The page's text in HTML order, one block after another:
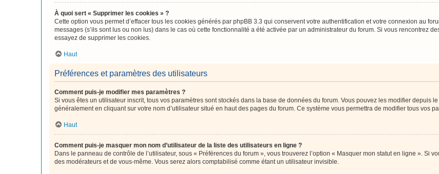
À quoi sert « Supprimer les cookies » ?
Cette option vous permet d’effacer tous les cookies générés par phpBB 3.3 qui conservent votre authentification et votre connexion au
messages (s’ils sont lus ou non lus) dans le cas où cette fonctionnalité a été activée par un administrateur du forum. Si vous rencontrez
essayez de supprimer les cookies.
Haut
Préférences et paramètres des utilisateurs
Comment puis-je modifier mes paramètres ?
Si vous êtes un utilisateur inscrit, tous vos paramètres sont stockés dans la base de données du forum. Vous pouvez les modifier depuis
généralement en cliquant sur votre nom d’utilisateur situé en haut des pages du forum. Ce système vous permettra de modifier tous vos
Haut
Comment puis-je masquer mon nom d’utilisateur de la liste des utilisateurs en ligne ?
Dans le panneau de contrôle de l’utilisateur, sous « Préférences du forum », vous trouverez l’option « Masquer mon statut en ligne ». Si
des modérateurs et de vous-même. Vous serez alors comptabilisé comme étant un utilisateur invisible.